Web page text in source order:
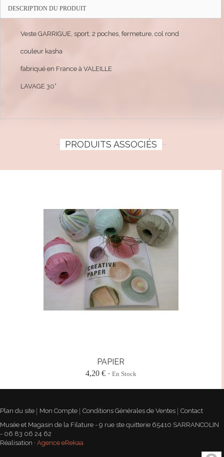
DESCRIPTION DU PRODUIT
Veste GARRIGUE, sport, 2 poches, fermeture, col rond
couleur kasha
fabriqué en France à VALEILLE
LAVAGE 30°
PRODUITS ASSOCIÉS
PAPIER
4,20 € En Stock
Plan du site Mon Compte Conditions Générales de Ventes
Contact
Musée et Magasin de la Filature - 9 rue ste quitterie 65410 SARRANCOLIN
- 06 83 06 24 62
Réalisation · Agence eRekaa